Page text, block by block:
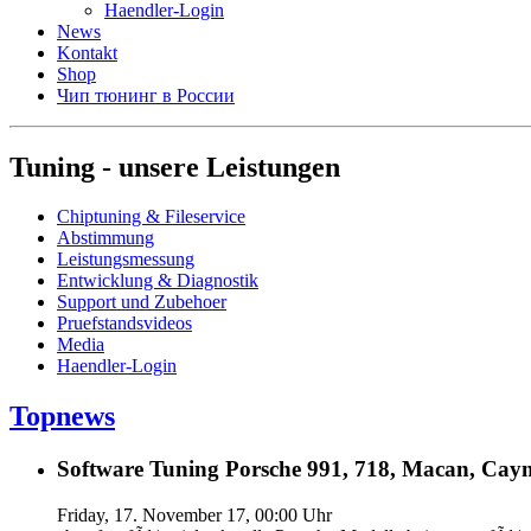
Haendler-Login
News
Kontakt
Shop
Чип тюнинг в России
Tuning - unsere Leistungen
Chiptuning & Fileservice
Abstimmung
Leistungsmessung
Entwicklung & Diagnostik
Support und Zubehoer
Pruefstandsvideos
Media
Haendler-Login
Topnews
Software Tuning Porsche 991, 718, Macan,
Friday, 17. November 17, 00:00 Uhr